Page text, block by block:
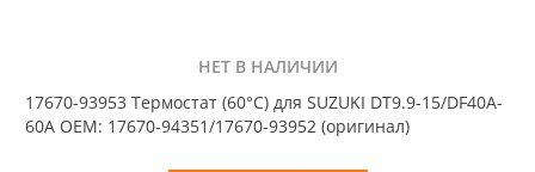
НЕТ В НАЛИЧИИ
17670-93953 Термостат (60°C) для SUZUKI DT9.9-15/DF40A-
60A OEM: 17670-94351/17670-93952 (оригинал)